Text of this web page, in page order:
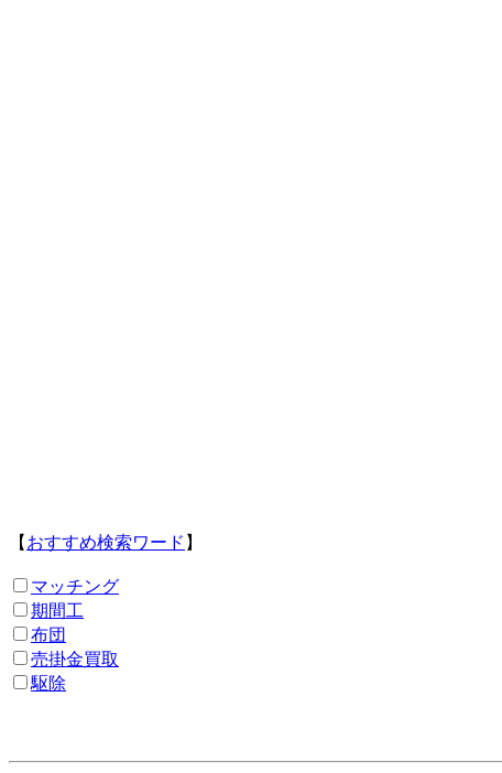
【 おすすめ検索ワード 】
マッチング
期間工
布団
売掛金買取
駆除